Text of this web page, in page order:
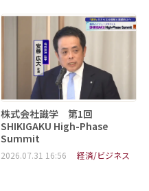
株式会社識学 第1回
SHIKIGAKU High-Phase
Summit
2026.07.31 16:56 経済/ビジネス